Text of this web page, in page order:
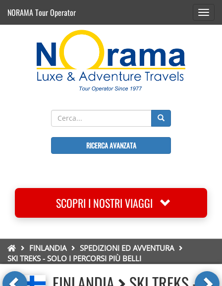
NORAMA Tour Operator
RICERCA AVANZATA
SCOPRI I NOSTRI VIAGGI
FINLANDIA
SPEDIZIONI ED AVVENTURA
SKI TREKS - SOLO I PERCORSI PIÙ BELLI